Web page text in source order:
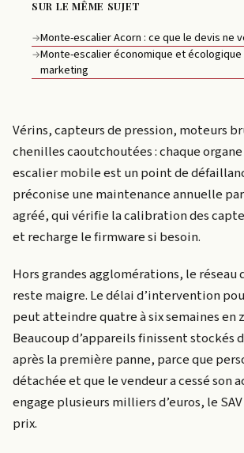
SUR LE MÊME SUJET
→Monte-escalier Acorn : ce que le devis ne
→Monte-escalier économique et écologique
marketing
Vérins, capteurs de pression, moteurs
chenilles caoutchoutées : chaque
escalier mobile est un point de
préconise une maintenance annuelle
agréé, qui vérifie la calibration des
et recharge le firmware si besoin.
Hors grandes agglomérations, le réseau
reste maigre. Le délai d’intervention
peut atteindre quatre à six semaines en
Beaucoup d’appareils finissent stockés
après la première panne, parce que
détachée et que le vendeur a cessé son
engage plusieurs milliers d’euros, le
prix.